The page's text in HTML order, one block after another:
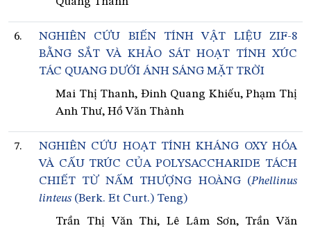
6.
NGHIÊN CỨU BIẾN TÍNH VẬT LIỆU ZIF-8
BẰNG SẮT VÀ KHẢO SÁT HOẠT TÍNH XÚC
TÁC QUANG DƯỚI ÁNH SÁNG MẶT TRỜI
Mai Thị Thanh, Đinh Quang Khiếu, Phạm Thị
Anh Thư, Hồ Văn Thành
7.
NGHIÊN CỨU HOẠT TÍNH KHÁNG OXY HÓA
VÀ CẤU TRÚC CỦA POLYSACCHARIDE TÁCH
CHIẾT TỪ NẤM THƯỢNG HOÀNG (Phellinus
linteus (Berk. Et Curt.) Teng)
Trần Thị Văn Thi, Lê Lâm Sơn, Trần Văn